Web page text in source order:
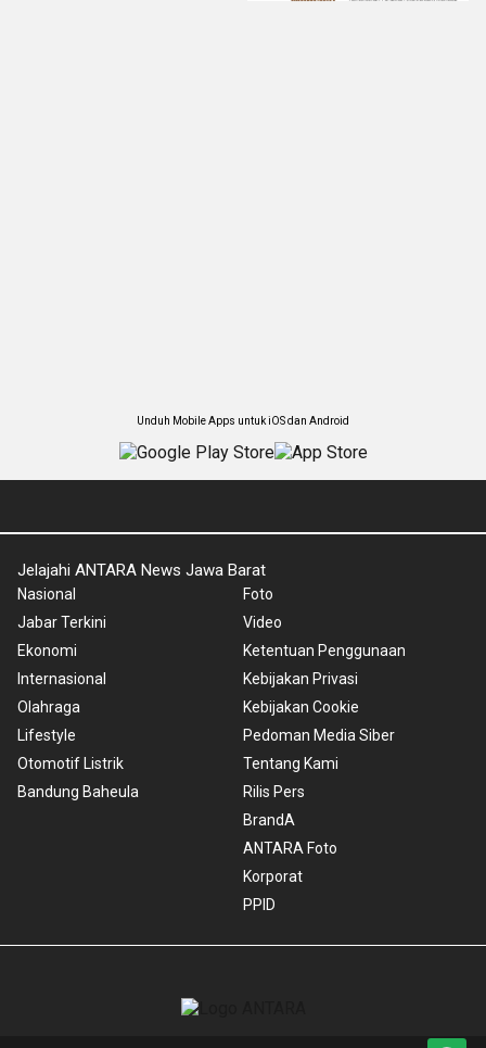
Unduh Mobile Apps untuk iOS dan Android
Jelajahi ANTARA News Jawa Barat
Nasional
Jabar Terkini
Ekonomi
Internasional
Olahraga
Lifestyle
Otomotif Listrik
Bandung Baheula
Foto
Video
Ketentuan Penggunaan
Kebijakan Privasi
Kebijakan Cookie
Pedoman Media Siber
Tentang Kami
Rilis Pers
BrandA
ANTARA Foto
Korporat
PPID